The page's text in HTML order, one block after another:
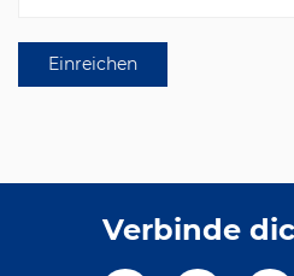
Verbinde